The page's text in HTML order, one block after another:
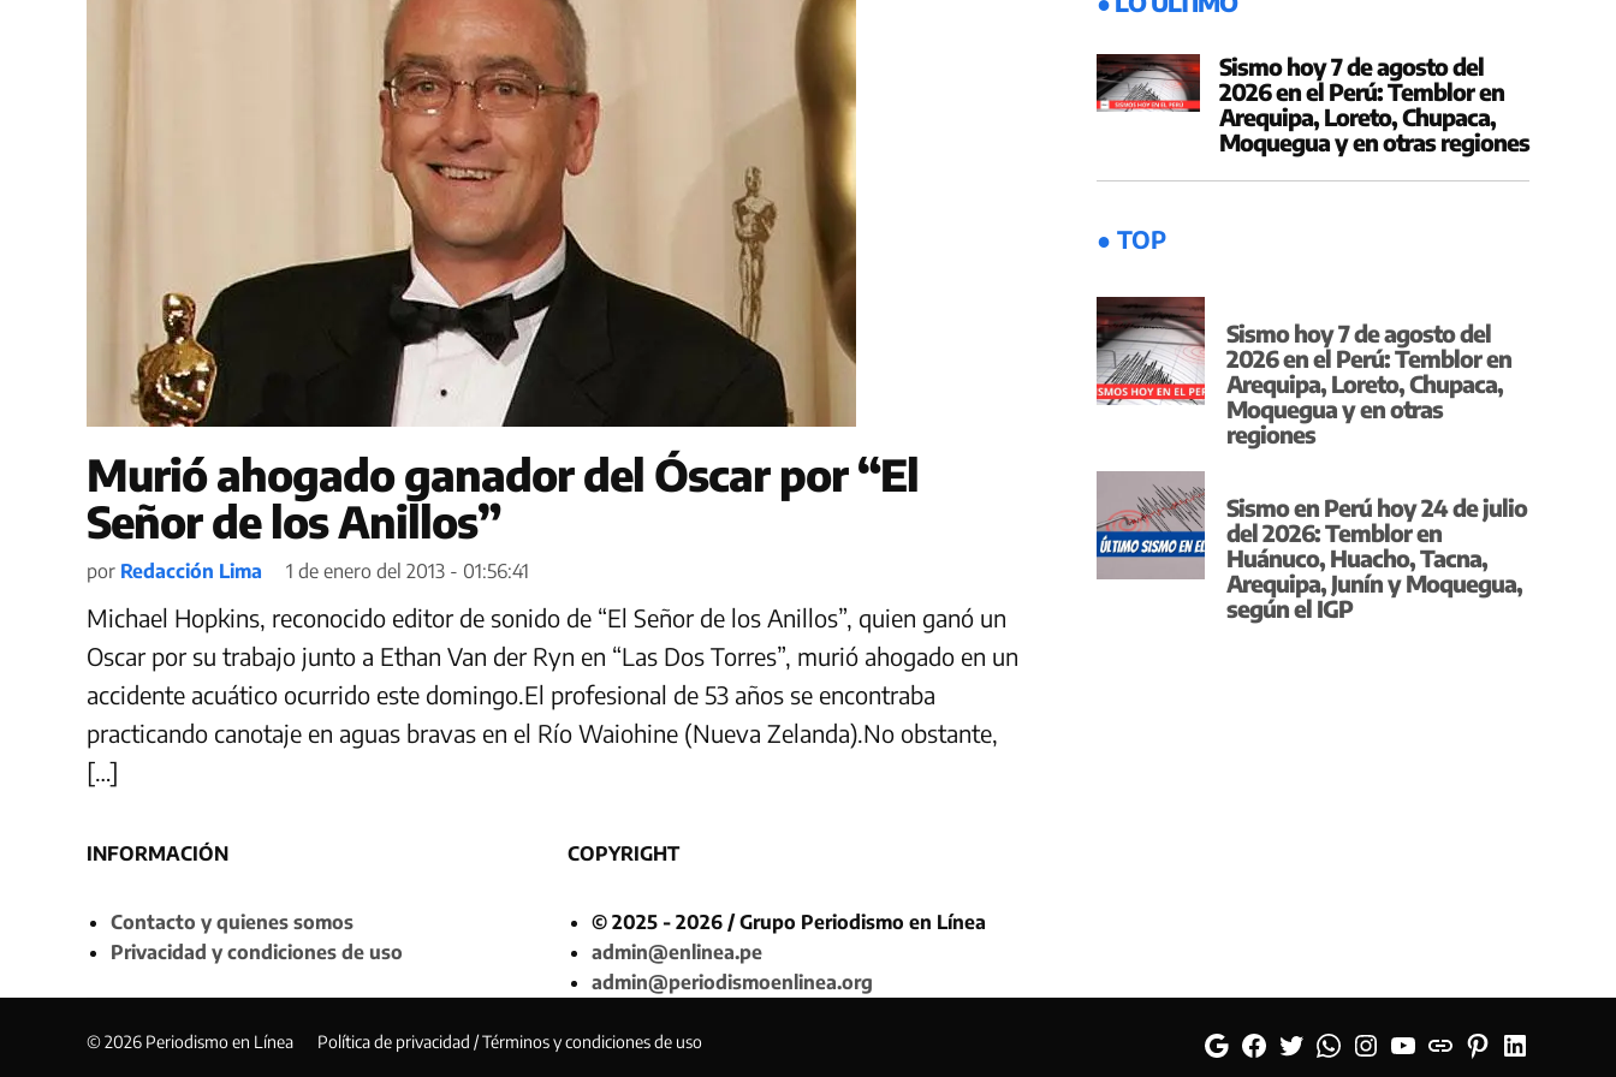
Murió ahogado ganador del Óscar por “El
Señor de los Anillos”
por Redacción Lima 1 de enero del 2013 - 01:56:41
Michael Hopkins, reconocido editor de sonido de “El Señor de los Anillos”, quien ganó un
Oscar por su trabajo junto a Ethan Van der Ryn en “Las Dos Torres”, murió ahogado en un
accidente acuático ocurrido este domingo.El profesional de 53 años se encontraba
practicando canotaje en aguas bravas en el Río Waiohine (Nueva Zelanda).No obstante,
[…]
Sismo hoy 7 de agosto del
2026 en el Perú: Temblor en
Arequipa, Loreto, Chupaca,
Moquegua y en otras regiones
● TOP
Sismo hoy 7 de agosto del
2026 en el Perú: Temblor en
Arequipa, Loreto, Chupaca,
Moquegua y en otras
regiones
Sismo en Perú hoy 24 de julio
del 2026: Temblor en
Huánuco, Huacho, Tacna,
Arequipa, Junín y Moquegua,
según el IGP
INFORMACIÓN
Contacto y quienes somos
Privacidad y condiciones de uso
COPYRIGHT
© 2025 - 2026 / Grupo Periodismo en Línea
admin@enlinea.pe
admin@periodismoenlinea.org
© 2026 Periodismo en Línea Política de privacidad / Términos y condiciones de uso GoogleFacebookTwitterWhatsappInstagramYouTube
Web PinterestLinkedin